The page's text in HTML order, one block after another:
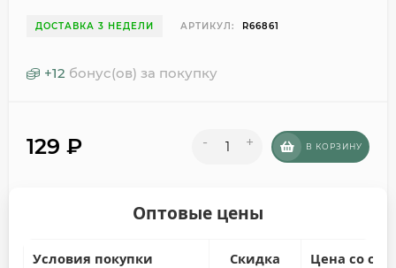
ДОСТАВКА 3 НЕДЕЛИ АРТИКУЛ: R66861
+12 бонус(ов) за покупку
129 ₽ - + В КОРЗИНУ
Оптовые цены
Условия покупки Скидка Цена со